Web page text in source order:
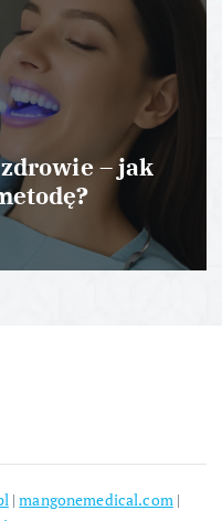
– jak
|mangonemedical.com|